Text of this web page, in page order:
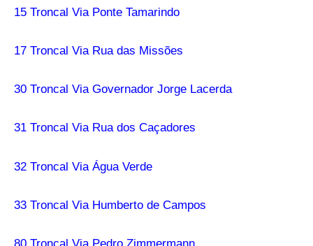
15 Troncal Via Ponte Tamarindo
17 Troncal Via Rua das Missões
30 Troncal Via Governador Jorge Lacerda
31 Troncal Via Rua dos Caçadores
32 Troncal Via Água Verde
33 Troncal Via Humberto de Campos